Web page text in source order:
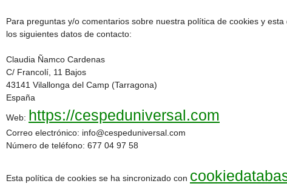
Para preguntas y/o comentarios sobre nuestra política de cookies y
los siguientes datos de contacto:
Claudia Ñamco Cardenas
C/ Francolí, 11 Bajos
43141 Vilallonga del Camp (Tarragona)
España
Web: https://cespeduniversal.com
Correo electrónico: info@cespeduniversal.com
Número de teléfono: 677 04 97 58
Esta política de cookies se ha sincronizado con